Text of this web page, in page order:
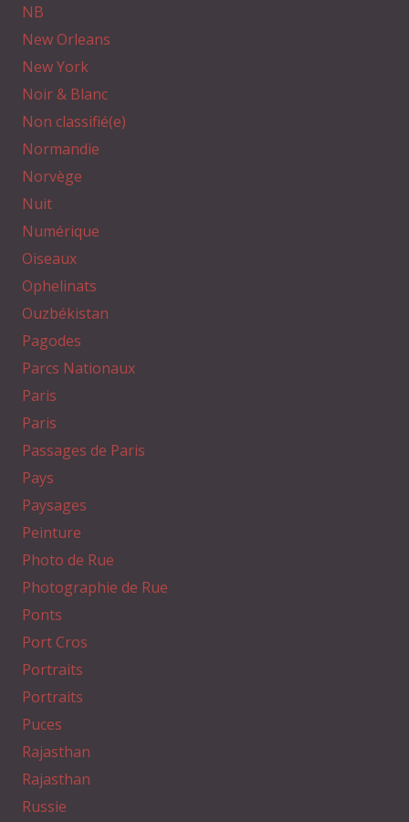
NB
New Orleans
New York
Noir & Blanc
Non classifié(e)
Normandie
Norvège
Nuit
Numérique
Oiseaux
Ophelinats
Ouzbékistan
Pagodes
Parcs Nationaux
Paris
Paris
Passages de Paris
Pays
Paysages
Peinture
Photo de Rue
Photographie de Rue
Ponts
Port Cros
Portraits
Portraits
Puces
Rajasthan
Rajasthan
Russie